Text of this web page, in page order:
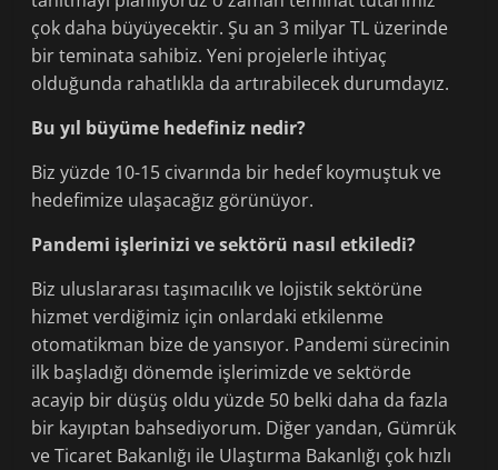
çok daha büyüyecektir. Şu an 3 milyar TL üzerinde
bir teminata sahibiz. Yeni projelerle ihtiyaç
olduğunda rahatlıkla da artırabilecek durumdayız.
Bu yıl büyüme hedefiniz nedir?
Biz yüzde 10-15 civarında bir hedef koymuştuk ve
hedefimize ulaşacağız görünüyor.
Pandemi işlerinizi ve sektörü nasıl etkiledi?
Biz uluslararası taşımacılık ve lojistik sektörüne
hizmet verdiğimiz için onlardaki etkilenme
otomatikman bize de yansıyor. Pandemi sürecinin
ilk başladığı dönemde işlerimizde ve sektörde
acayip bir düşüş oldu yüzde 50 belki daha da fazla
bir kayıptan bahsediyorum. Diğer yandan, Gümrük
ve Ticaret Bakanlığı ile Ulaştırma Bakanlığı çok hızlı